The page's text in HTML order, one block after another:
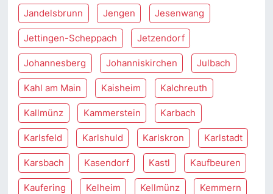
Jandelsbrunn Jengen Jesenwang
Jettingen-Scheppach Jetzendorf
Johannesberg Johanniskirchen Julbach
Kahl am Main Kaisheim Kalchreuth
Kallmünz Kammerstein Karbach
Karlsfeld Karlshuld Karlskron Karlstadt
Karsbach Kasendorf Kastl Kaufbeuren
Kaufering Kelheim Kellmünz Kemmern